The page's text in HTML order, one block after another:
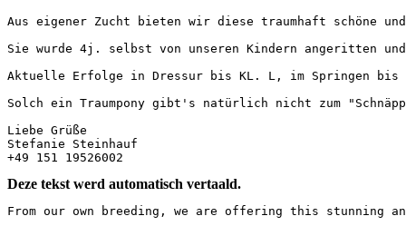
Aus eigener Zucht bieten wir diese traumhaft schöne
Sie wurde 4j. selbst von unseren Kindern angeritten
Aktuelle Erfolge in Dressur bis KL. L, im Springen bis
Solch ein Traumpony gibt's natürlich nicht zum
Liebe Grüße
Stefanie Steinhauf
+49 151 19526002
Deze tekst werd automatisch vertaald.
From our own breeding, we are offering this stunning